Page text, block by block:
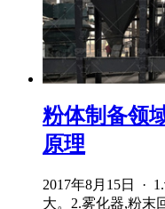
粉体制备领
原理
2017年8月15日 ·
大。2.雾化器,粉末